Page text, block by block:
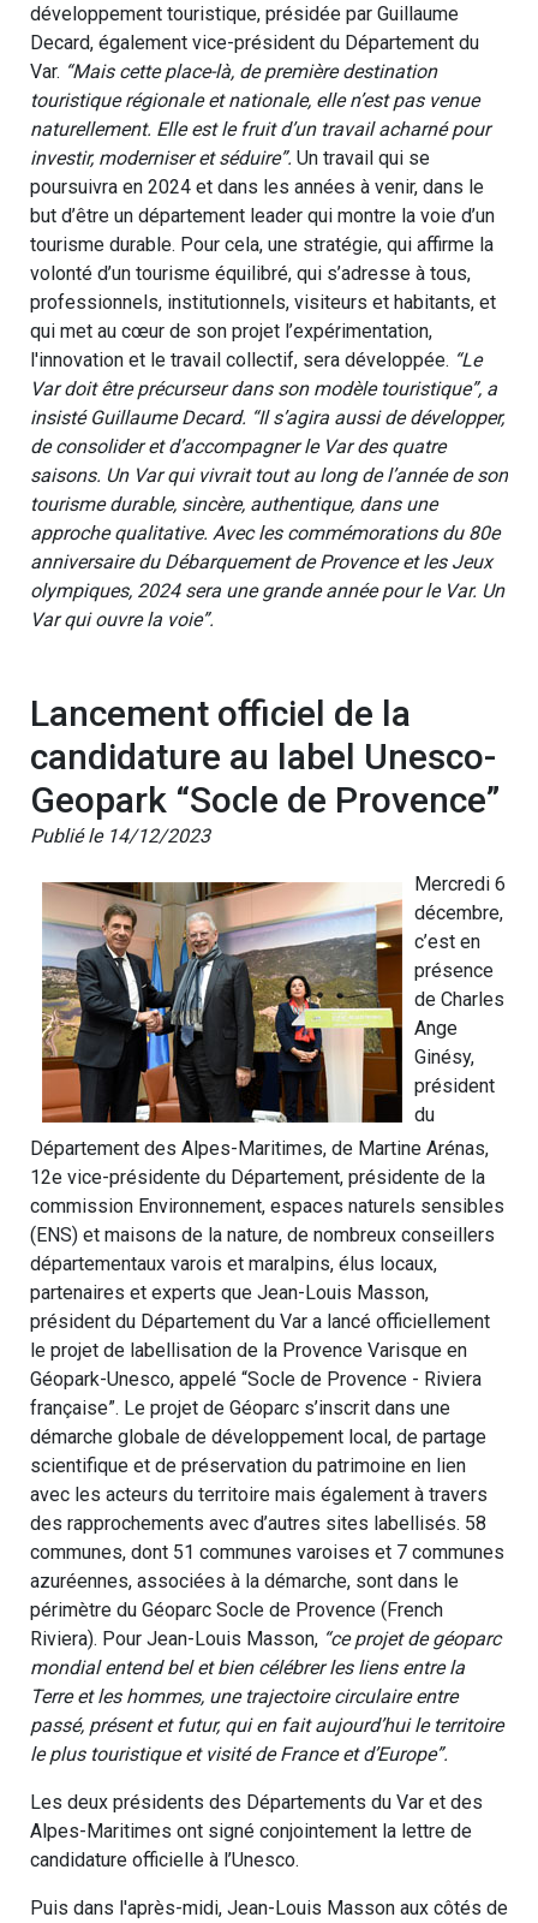
développement touristique, présidée par Guillaume
Decard, également vice-président du Département du
Var. “Mais cette place-là, de première destination
touristique régionale et nationale, elle n’est pas venue
naturellement. Elle est le fruit d’un travail acharné pour
investir, moderniser et séduire”. Un travail qui se
poursuivra en 2024 et dans les années à venir, dans le
but d’être un département leader qui montre la voie d’un
tourisme durable. Pour cela, une stratégie, qui affirme la
volonté d’un tourisme équilibré, qui s’adresse à tous,
professionnels, institutionnels, visiteurs et habitants, et
qui met au cœur de son projet l’expérimentation,
l'innovation et le travail collectif, sera développée. “Le
Var doit être précurseur dans son modèle touristique”, a
insisté Guillaume Decard. “Il s’agira aussi de développer,
de consolider et d’accompagner le Var des quatre
saisons. Un Var qui vivrait tout au long de l’année de son
tourisme durable, sincère, authentique, dans une
approche qualitative. Avec les commémorations du 80e
anniversaire du Débarquement de Provence et les Jeux
olympiques, 2024 sera une grande année pour le Var. Un
Var qui ouvre la voie”.
Lancement officiel de la
candidature au label Unesco-
Geopark “Socle de Provence”
Publié le 14/12/2023
Mercredi 6
décembre,
c’est en
présence
de Charles
Ange
Ginésy,
président
du
Département des Alpes-Maritimes, de Martine Arénas,
12e vice-présidente du Département, présidente de la
commission Environnement, espaces naturels sensibles
(ENS) et maisons de la nature, de nombreux conseillers
départementaux varois et maralpins, élus locaux,
partenaires et experts que Jean-Louis Masson,
président du Département du Var a lancé officiellement
le projet de labellisation de la Provence Varisque en
Géopark-Unesco, appelé “Socle de Provence - Riviera
française”. Le projet de Géoparc s’inscrit dans une
démarche globale de développement local, de partage
scientifique et de préservation du patrimoine en lien
avec les acteurs du territoire mais également à travers
des rapprochements avec d’autres sites labellisés. 58
communes, dont 51 communes varoises et 7 communes
azuréennes, associées à la démarche, sont dans le
périmètre du Géoparc Socle de Provence (French
Riviera). Pour Jean-Louis Masson, “ce projet de géoparc
mondial entend bel et bien célébrer les liens entre la
Terre et les hommes, une trajectoire circulaire entre
passé, présent et futur, qui en fait aujourd’hui le territoire
le plus touristique et visité de France et d’Europe”.
Les deux présidents des Départements du Var et des
Alpes-Maritimes ont signé conjointement la lettre de
candidature officielle à l’Unesco.
Puis dans l'après-midi, Jean-Louis Masson aux côtés de